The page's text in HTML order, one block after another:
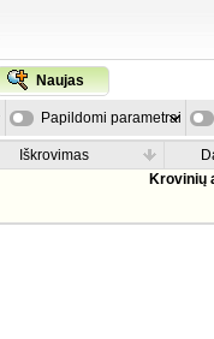
Naujas
Papildomi parametrai
Iškrovimas
Krovinių